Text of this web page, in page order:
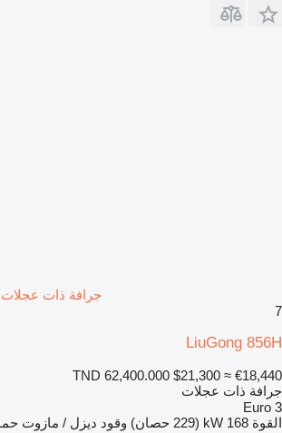
جرافة ذات عجلات LiuGong 856H
7
LiuGong 856H
TND 62,400.000 $21,300 ≈ €18,440
جرافة ذات عجلات
Euro 3
القوة 168 kW (229 حصان) وقود ديزل / مازوت